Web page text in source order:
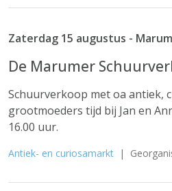
Zaterdag 15 augustus - Marum
De Marumer
Schuurverkoop met oa antiek,
grootmoeders tijd bij Jan en
16.00 uur.
Antiek- en curiosamarkt |